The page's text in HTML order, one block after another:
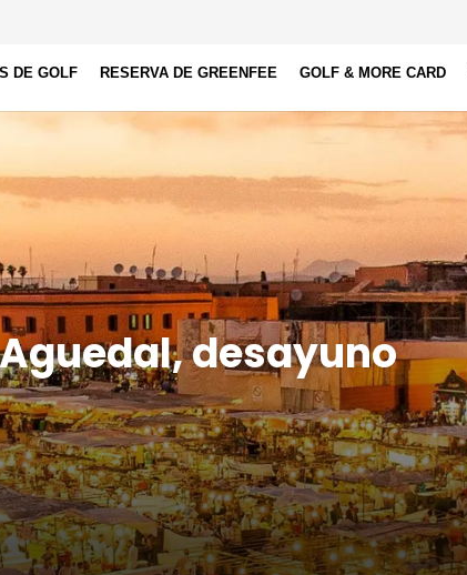
DE GOLF RESERVA DE GREENFEE GOLF & MORE CARD
desayuno